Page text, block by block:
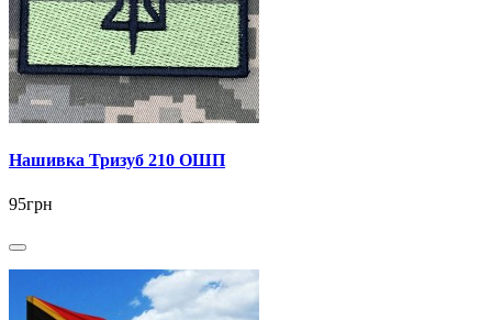
Нашивка Тризуб 210 ОШП
95грн